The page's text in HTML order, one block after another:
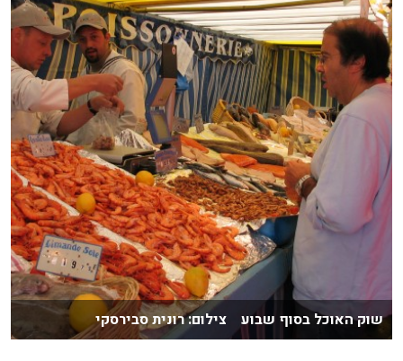
שוק האוכל בסוף שבוע צילום: רונית סבירסקי